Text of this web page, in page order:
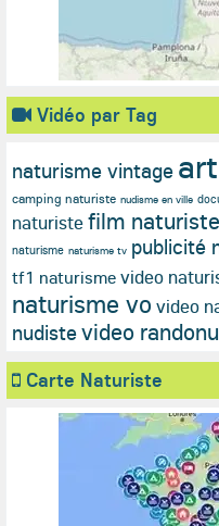
Vidéo par Tag
naturisme vintage
camping naturiste nudisme en ville
naturistefilm naturiste
naturisme naturisme tv publicité
tf1 naturisme video
naturisme vo video
nudistevideo
Carte Naturiste